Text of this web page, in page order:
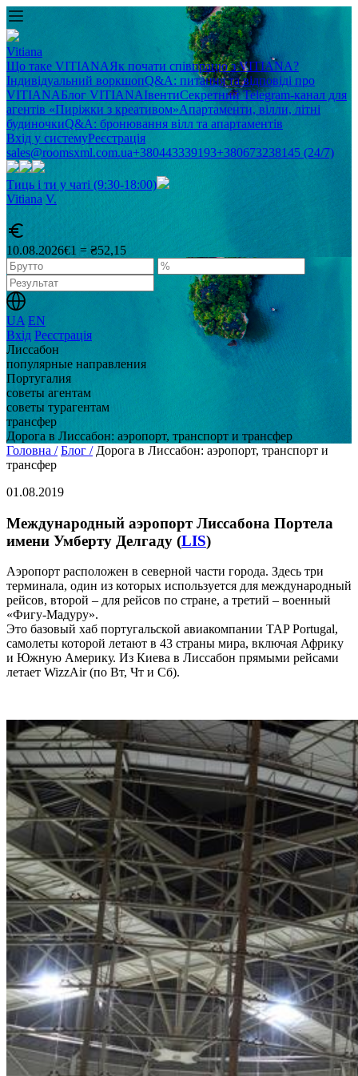
Vitiana
Що таке VITIANAЯк почати співпрацю з VITIANA?
Індивідуальний воркшопQ&A: питання та відповіді про
VITIANAБлог VITIANAІвентиСекретний Telegram-канал для
агентів «Пиріжки з креативом»Апартаменти, вілли, літні
будиночкиQ&A: бронювання вілл та апартаментів
Вхід у системуРеєстрація
sales@roomsxml.com.ua+380443339193+380673238145 (24/7)
Тиць і ти у чаті (9:30-18:00)
Vitiana V.
10.08.2026€1 = ₴52,15
UA EN
Вхід Реєстрація
Лиссабон
популярные направления
Португалия
советы агентам
советы турагентам
трансфер
Дорога в Лиссабон: аэропорт, транспорт и трансфер
Головна / Блог / Дорога в Лиссабон: аэропорт, транспорт и
трансфер
01.08.2019
Международный аэропорт Лиссабона Портела
имени Умберту Делгаду (LIS)
Аэропорт расположен в северной части города. Здесь три
терминала, один из которых используется для международный
рейсов, второй – для рейсов по стране, а третий – военный
«Фигу-Мадуру».
Это базовый хаб португальской авиакомпании TAP Portugal,
самолеты которой летают в 43 страны мира, включая Африку
и Южную Америку. Из Киева в Лиссабон прямыми рейсами
летает WizzAir (по Вт, Чт и Сб).